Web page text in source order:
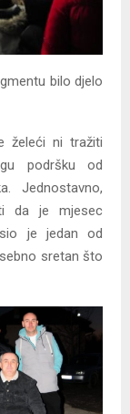
bilo djelo
želeći ni tražiti
podršku od
Jednostavno,
da je mjesec
je jedan od
sretan što